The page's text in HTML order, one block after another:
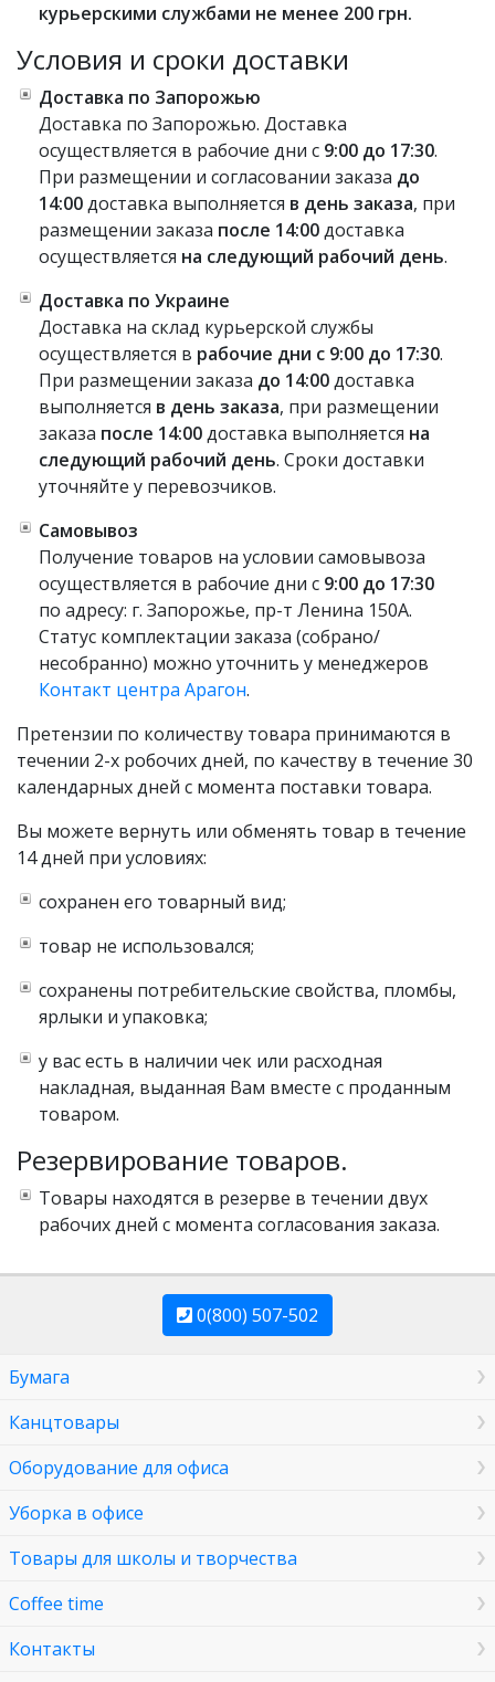
курьерскими службами не менее 200 грн.
Условия и сроки доставки
Доставка по Запорожью
Доставка по Запорожью. Доставка
осуществляется в рабочие дни с 9:00 до 17:30.
При размещении и согласовании заказа до
14:00доставка выполняется в день заказа, при
размещении заказа после 14:00доставка
осуществляется на следующий рабочий день.
Доставка по Украине
Доставка на склад курьерской службы
осуществляется в рабочие дни с 9:00 до 17:30.
При размещении заказа до 14:00доставка
выполняется в день заказа, при размещении
заказа после 14:00доставка выполняется на
следующий рабочий день. Сроки доставки
уточняйте у перевозчиков.
Самовывоз
Получение товаров на условии самовывоза
осуществляется в рабочие дни с 9:00 до 17:30
по адресу: г. Запорожье, пр-т Ленина 150А.
Статус комплектации заказа (собрано/
несобранно) можно уточнить у менеджеров
Контакт центра Арагон.
Претензии по количеству товара принимаются в
течении 2-х робочих дней, по качеству в течение 30
календарных дней с момента поставки товара.
Вы можете вернуть или обменять товар в течение
14 дней при условиях:
сохранен его товарный вид;
товар не использовался;
сохранены потребительские свойства, пломбы,
ярлыки и упаковка;
у вас есть в наличии чек или расходная
накладная, выданная Вам вместе с проданным
товаром.
Резервирование товаров.
Товары находятся в резерве в течении двух
рабочих дней с момента согласования заказа.
0(800) 507-502
Бумага
Канцтовары
Оборудование для офиса
Уборка в офисе
Товары для школы и творчества
Coffee time
Контакты